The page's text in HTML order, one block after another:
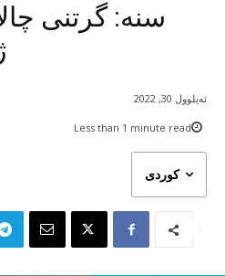
سنە: گرتنی
ئەیلوول 30, 2022
Less than 1 minute read
کوردی